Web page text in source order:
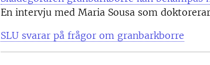
En intervju med Maria Sousa som
SLU svarar på frågor om granbarkborre